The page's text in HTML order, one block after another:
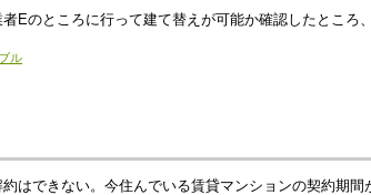
Eのところに行って建て替えが可能か確認したところ
ル
はできない。今住んでいる賃貸マンションの契約期間